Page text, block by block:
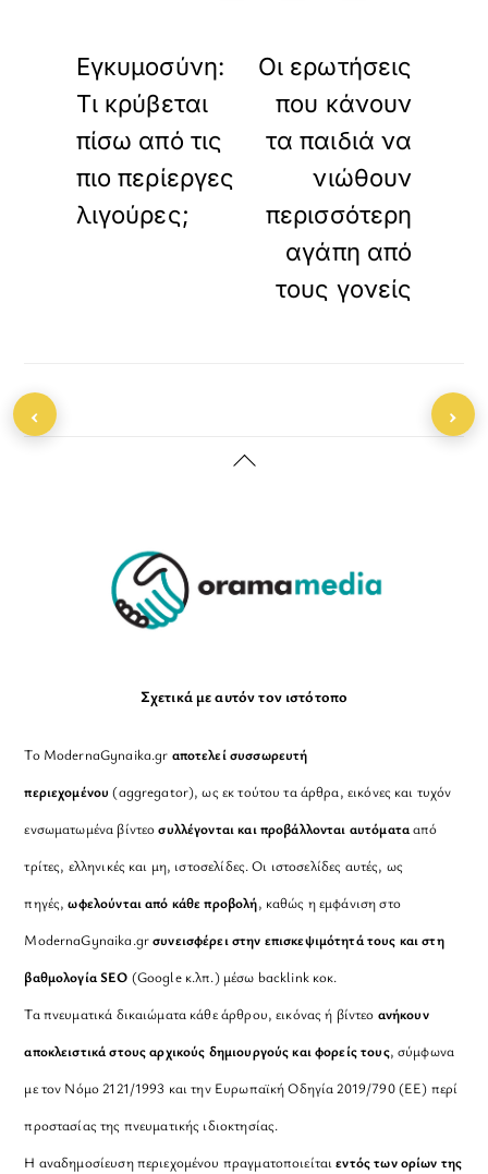
Εγκυμοσύνη:
Τι κρύβεται
πίσω από τις
πιο περίεργες
λιγούρες;
Οι ερωτήσεις
που κάνουν
τα παιδιά να
νιώθουν
περισσότερη
αγάπη από
τους γονείς
Back
Σχετικά με αυτόν τον ιστότοπο
Το ModernaGynaika.gr αποτελεί συσσωρευτή
περιεχομένου (aggregator), ως εκ τούτου τα άρθρα, εικόνες και τυχόν
ενσωματωμένα βίντεοσυλλέγονται και προβάλλονται αυτόματααπό
τρίτες, ελληνικές και μη, ιστοσελίδες. Οι ιστοσελίδες αυτές, ως
πηγές,ωφελούνται από κάθε προβολή, καθώς η εμφάνιση στο
ModernaGynaika.grσυνεισφέρει στην επισκεψιμότητά τους και στη
βαθμολογία SEO (Google κ.λπ.) μέσω backlink κοκ.
Τα πνευματικά δικαιώματα κάθε άρθρου, εικόνας ή βίντεο ανήκουν
αποκλειστικά στους αρχικούς δημιουργούς και φορείς τους, σύμφωνα
με τον Νόμο 2121/1993 και την Ευρωπαϊκή Οδηγία 2019/790 (ΕΕ) περί
προστασίας της πνευματικής ιδιοκτησίας.
Η αναδημοσίευση περιεχομένου πραγματοποιείταιεντός των ορίων της
‹ ›